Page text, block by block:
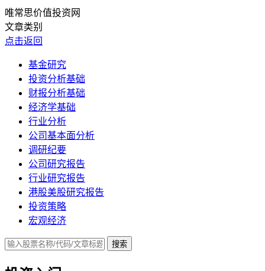
唯常思价值投资网
文章类别
点击返回
基金研究
投资分析基础
财报分析基础
经济学基础
行业分析
公司基本面分析
调研纪要
公司研究报告
行业研究报告
港股美股研究报告
投资策略
宏观经济